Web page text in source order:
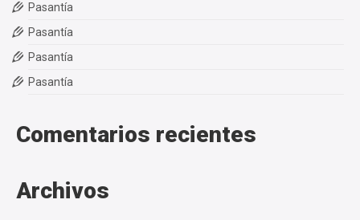
Pasantía
Pasantía
Pasantía
Pasantía
Comentarios recientes
Archivos